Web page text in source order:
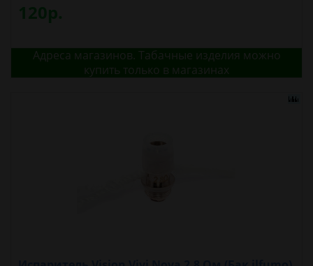
120р.
Адреса магазинов. Табачные изделия можно
купить только в магазинах